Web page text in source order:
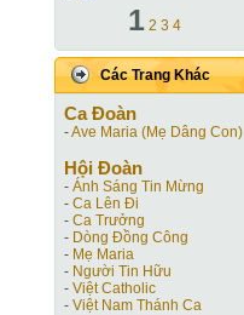
1 2 3 4
Các Trang Khác
Ca Ðoàn
-Ave Maria (Mẹ Dâng Con)
Hội Ðoàn
- Ánh Sáng Tin Mừng
- Ca Lên Đi
- Ca Trưởng
- Dòng Đồng Công
- Mẹ Maria
- Người Tin Hữu
- Việt Catholic
- Việt Nam Thánh Ca